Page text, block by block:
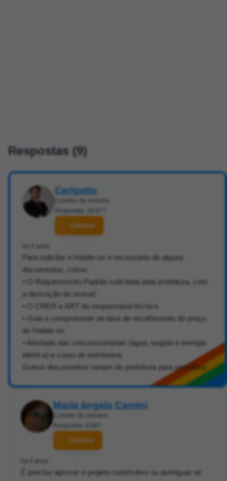
Respostas (9)
Cerigatto
Contatar
Para solicitar o Habite-se é necessário de alguns
documentos, como:
• O Requerimento Padrão solicitado pela prefeitura, com
a descrição do imóvel;
• O CRER e ART do responsável técnico
• Guia e comprovante da taxa de recolhimento do preço
do Habite-se
• Atestado das concessionárias (água, esgoto e energia
elétrica) e corpo de bombeiros
Outros documentos variam de prefeitura para prefeitura.
Maria ângela Camini
Contatar
É preciso aprovar o projeto construtivo ou averiguar se